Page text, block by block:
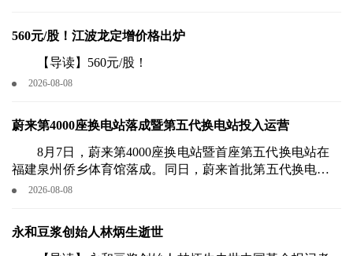
560元/股！江波龙定增价格出炉
【导读】560元/股！
2026-08-08
蔚来第4000座换电站落成暨第五代换电站投入运营
8月7日，蔚来第4000座换电站暨首座第五代换电站在
福建泉州侨乡体育馆落成。同日，蔚来首批第五代换电站
在北京、上海、广州、苏州、合肥、成都、泉州等七座城
2026-08-08
永和豆浆创始人林炳生逝世